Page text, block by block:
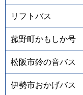
リフトバス
菰野町かもしか号
松阪市鈴の音バス
伊勢市おかげバス